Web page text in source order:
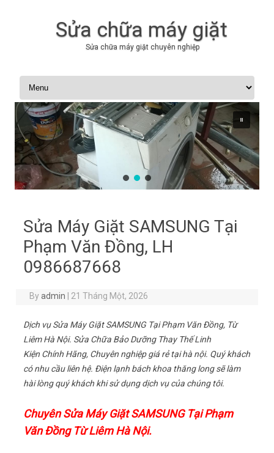
Sửa chữa máy giặt
Sửa chữa máy giặt chuyên nghiệp
Skip to content
Sửa Máy Giặt SAMSUNG Tại
Phạm Văn Đồng, LH
0986687668
Byadmin 21 Tháng Một, 2026
Dịch vụ Sửa Máy Giặt SAMSUNG Tại Phạm Văn Đồng, Từ
Liêm Hà Nội. Sửa Chữa Bảo Dưỡng Thay Thế Linh
Kiện Chính Hãng, Chuyên nghiệp giá rẻ tại hà nội. Quý khách
có nhu cầu liên hệ. Điện lạnh bách khoa thăng long sẽ làm
hài lòng quý khách khi sử dụng dịch vụ của chúng tôi.
Chuyên Sửa Máy Giặt SAMSUNG Tại Phạm
Văn Đồng Từ Liêm Hà Nội.